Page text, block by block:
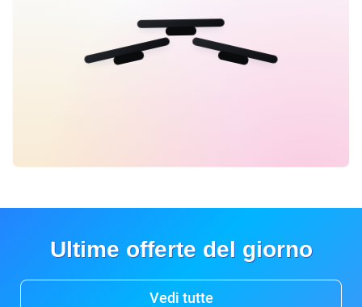
Ultime offerte del giorno
Vedi tutte